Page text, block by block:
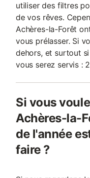
utiliser des filtres
de vos rêves.
Achères-la-Forêt
vous prélasser. Si
dehors, et surtout
vous serez servis :
Si vous
Achères-la-
de l'année
faire ?